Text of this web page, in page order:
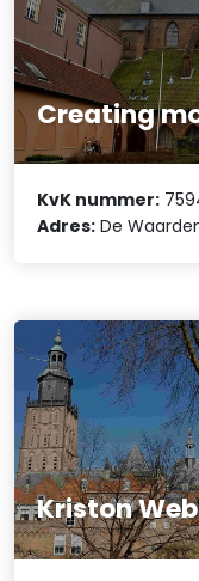
Creating
KvK nummer:
Adres: De
Kriston